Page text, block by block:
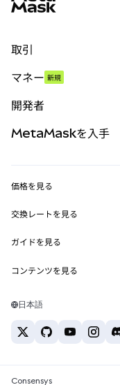
取引
パーペチュアル
RWA
マネー 新規
開発者
MetaMask Connect
Snaps
Web3サービス
MetaMaskを入手
セキュリティ
サポート
キャリア
お問い合わせ
価格を見る
イーサリアムの価格
Solanaの価格
Tetherの価格
交換レートを見る
ETH→USD
USDT→INR
BTC→INR
ETH→USDT
ガイドを見る
ETHの購入
USDTの購入
SHIBの購入
コンテンツを見る
Solanaウォレット
日本語
Consensys